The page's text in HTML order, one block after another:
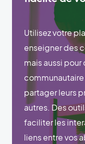
Utilisez votre
enseigner des
mais aussi
partager leurs
autres. Des
faciliter les
liens entre vos